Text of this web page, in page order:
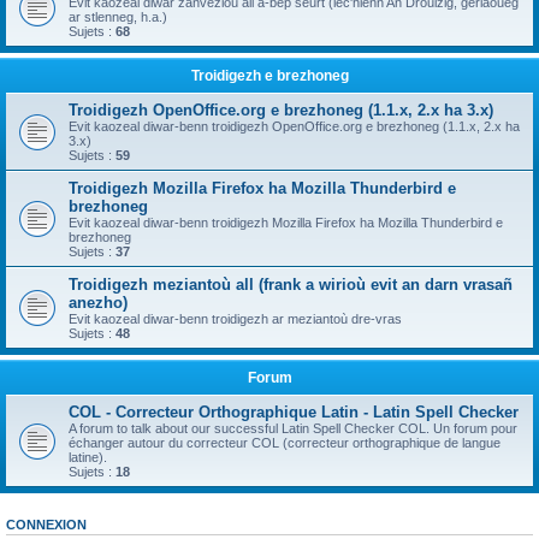
ar stlenneg, h.a.)
Sujets : 68
Troidigezh e brezhoneg
Troidigezh OpenOffice.org e brezhoneg (1.1.x, 2.x ha 3.x)
Evit kaozeal diwar-benn troidigezh OpenOffice.org e brezhoneg (1.1.x, 2.x ha
3.x)
Sujets : 59
Troidigezh Mozilla Firefox ha Mozilla Thunderbird e
brezhoneg
Evit kaozeal diwar-benn troidigezh Mozilla Firefox ha Mozilla Thunderbird e
brezhoneg
Sujets : 37
Troidigezh meziantoù all (frank a wirioù evit an darn vrasañ
anezho)
Evit kaozeal diwar-benn troidigezh ar meziantoù dre-vras
Sujets : 48
Forum
COL - Correcteur Orthographique Latin - Latin Spell Checker
A forum to talk about our successful Latin Spell Checker COL. Un forum pour
échanger autour du correcteur COL (correcteur orthographique de langue
latine).
Sujets : 18
CONNEXION